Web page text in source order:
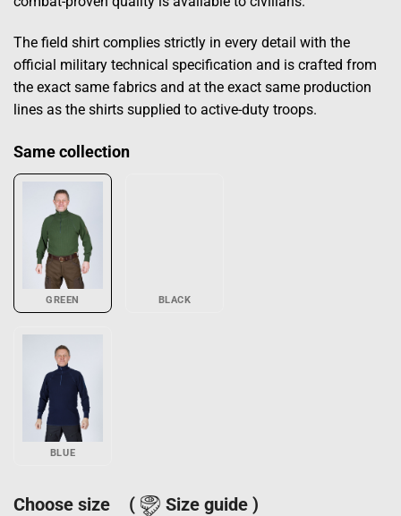
The field shirt complies strictly in every detail with the
official military technical specification and is crafted from
the exact same fabrics and at the exact same production
lines as the shirts supplied to active-duty troops.
Same collection
GREEN BLACK
BLUE
Choose size ( Size guide )